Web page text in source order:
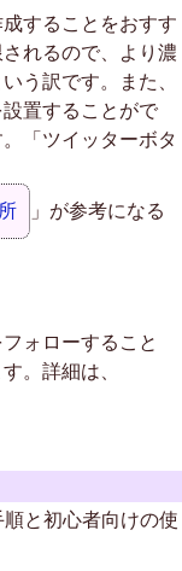
することをおすす
れるので、より濃
う訳です。また、
置することがで
「ツイッターボタ
」が参考になる
ォローすること
。詳細は、
と初心者向けの使